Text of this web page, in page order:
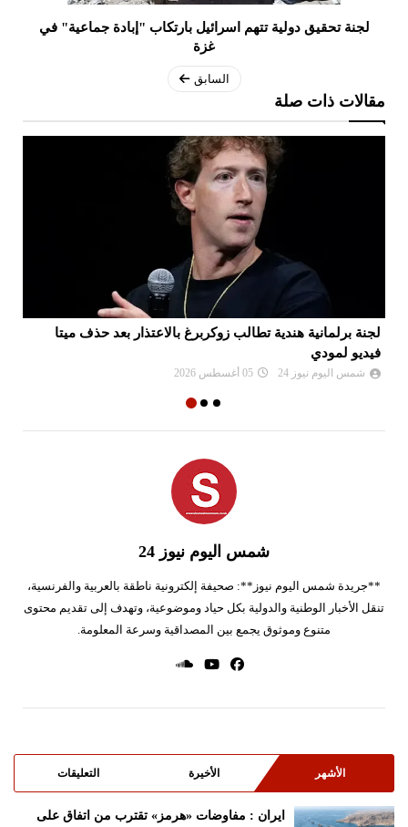
لجنة تحقيق دولية تتهم اسرائيل بارتكاب "إبادة جماعية" في
غزة
السابق
مقالات ذات صلة
لجنة برلمانية هندية تطالب زوكربرغ بالاعتذار بعد حذف ميتا
فيديو لمودي
شمس اليوم نيوز 24 05 أغسطس 2026
شمس اليوم نيوز 24
**جريدة شمس اليوم نيوز**: صحيفة إلكترونية ناطقة بالعربية والفرنسية،
تنقل الأخبار الوطنية والدولية بكل حياد وموضوعية، وتهدف إلى تقديم محتوى
متنوع وموثوق يجمع بين المصداقية وسرعة المعلومة.
الأشهر الأخيرة التعليقات
ايران : مفاوضات «هرمز» تقترب من اتفاق على